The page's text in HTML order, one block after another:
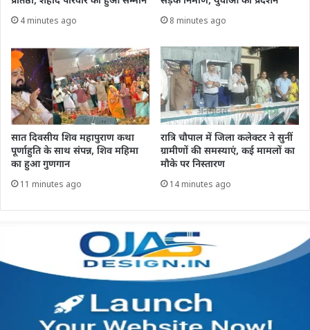
4 minutes ago 8 minutes ago
सात दिवसीय शिव महापुराण कथा
पूर्णाहुति के साथ संपन्न, शिव महिमा
का हुआ गुणगान
11 minutes ago
रात्रि चौपाल में जिला कलेक्टर ने सुनीं
ग्रामीणों की समस्याएं, कई मामलों का
मौके पर निस्तारण
14 minutes ago